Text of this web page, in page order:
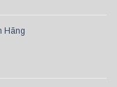
Hãng